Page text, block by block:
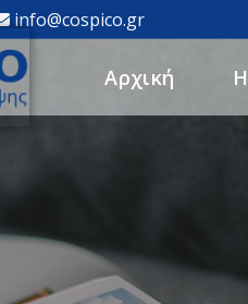
info@cospico.gr
Αρχική